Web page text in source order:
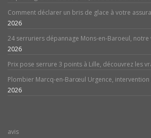
Comment déclarer un bris de glace à votre
2026
24 serruriers dépannage Mons-en-Baroeul,
2026
Prix pose serrure 3 points à Lille, découvrez les
Plombier Marcq-en-Barœul Urgence, intervention
2026
avis